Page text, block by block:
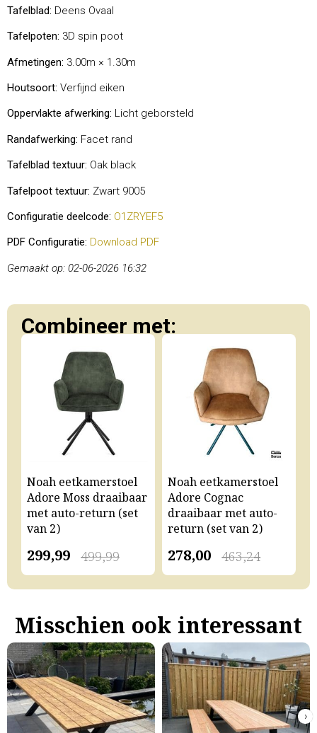
Tafelblad: Deens Ovaal
Tafelpoten: 3D spin poot
Afmetingen: 3.00m × 1.30m
Houtsoort: Verfijnd eiken
Oppervlakte afwerking: Licht geborsteld
Randafwerking: Facet rand
Tafelblad textuur: Oak black
Tafelpoot textuur: Zwart 9005
Configuratie deelcode: O1ZRYEF5
PDF Configuratie: Download PDF
Gemaakt op: 02-06-2026 16:32
Combineer met:
Noah eetkamerstoel
Adore Moss draaibaar
met auto-return (set
van 2)
499,99
299,99
Noah eetkamerstoel
Adore Cognac
draaibaar met auto-
return (set van 2)
463,24
278,00
Misschien ook interessant
›